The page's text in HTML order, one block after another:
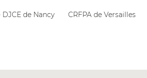
DJCE de Nancy
CRFPA de Versailles